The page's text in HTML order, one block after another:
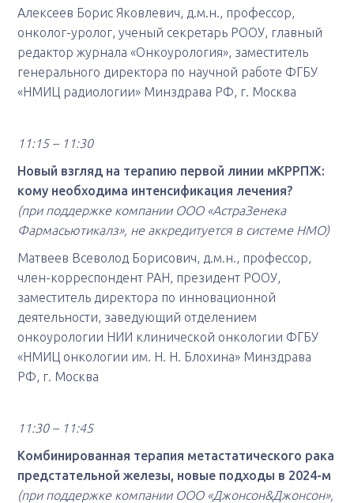
Алексеев Борис Яковлевич, д.м.н., профессор,
онколог-уролог, ученый секретарь РООУ, главный
редактор журнала «Онкоурология», заместитель
генерального директора по научной работе ФГБУ
«НМИЦ радиологии» Минздрава РФ, г. Москва
11:15 – 11:30
Новый взгляд на терапию первой линии мКРРПЖ:
кому необходима интенсификация лечения?
(при поддержке компании ООО «АстраЗенека
Фармасьютикалз», не аккредитуется в системе НМО)
Матвеев Всеволод Борисович, д.м.н., профессор,
член-корреспондент РАН, президент РООУ,
заместитель директора по инновационной
деятельности, заведующий отделением
онкоурологии НИИ клинической онкологии ФГБУ
«НМИЦ онкологии им. Н. Н. Блохина» Минздрава
РФ, г. Москва
11:30 – 11:45
Комбинированная терапия метастатического рака
предстательной железы, новые подходы в 2024-м
(при поддержке компании ООО «Джонсон&Джонсон»,